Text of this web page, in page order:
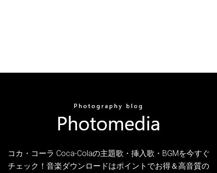
コカ・コーラ Coca-Colaの主題歌・挿入歌・BGMを今すぐ
チェック！音楽ダウンロードはポイントでお得＆高音質の